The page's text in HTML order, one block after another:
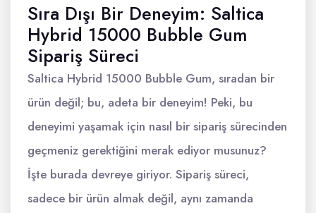
Sıra Dışı Bir Deneyim: Saltica
Hybrid 15000 Bubble Gum
Sipariş Süreci
Saltica Hybrid 15000 Bubble Gum, sıradan bir
ürün değil; bu, adeta bir deneyim! Peki, bu
deneyimi yaşamak için nasıl bir sipariş sürecinden
geçmeniz gerektiğini merak ediyor musunuz?
İşte burada devreye giriyor. Sipariş süreci,
sadece bir ürün almak değil, aynı zamanda